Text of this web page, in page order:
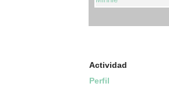
Actividad
Perfil